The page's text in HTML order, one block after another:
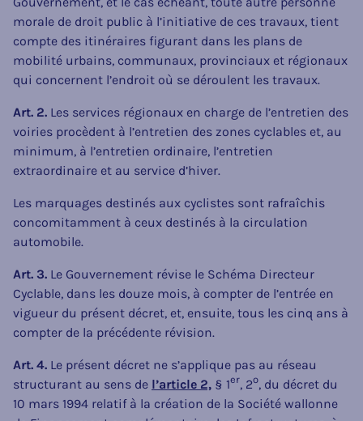
morale de droit public à l’initiative de ces travaux, tient
compte des itinéraires figurant dans les plans de
mobilité urbains, communaux, provinciaux et régionaux
qui concernent l’endroit où se déroulent les travaux.
Art. 2. Les services régionaux en charge de l’entretien des
voiries procèdent à l’entretien des zones cyclables et, au
minimum, à l’entretien ordinaire, l’entretien
extraordinaire et au service d’hiver.
Les marquages destinés aux cyclistes sont rafraîchis
concomitamment à ceux destinés à la circulation
automobile.
Art. 3. Le Gouvernement révise le Schéma Directeur
Cyclable, dans les douze mois, à compter de l’entrée en
vigueur du présent décret, et, ensuite, tous les cinq ans à
compter de la précédente révision.
Art. 4. Le présent décret ne s’applique pas au réseau
structurant au sens de l’article 2, § 1er, 2o, du décret du
10 mars 1994 relatif à la création de la Société wallonne